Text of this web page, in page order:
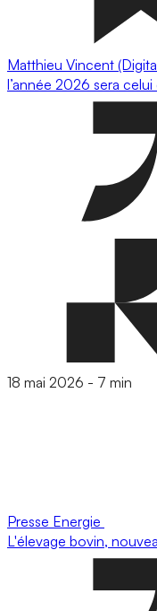
Matthieu Vincent
l’année 2026 sera celui
18 mai 2026 - 7 min
Presse Energie
L'élevage bovin,